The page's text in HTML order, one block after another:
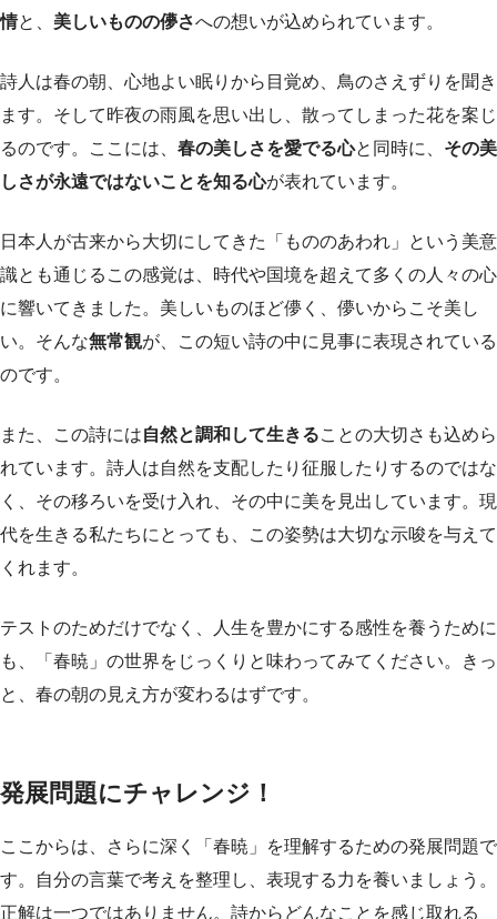
情と、 美しいものの儚さへの想いが込められています。
詩人は春の朝、心地よい眠りから目覚め、鳥のさえずりを聞き
ます。そして昨夜の雨風を思い出し、散ってしまった花を案じ
るのです。ここには、 春の美しさを愛でる心と同時に、 その美
しさが永遠ではないことを知る心が表れています。
日本人が古来から大切にしてきた「もののあわれ」という美意
識とも通じるこの感覚は、時代や国境を超えて多くの人々の心
に響いてきました。美しいものほど儚く、儚いからこそ美し
い。そんな無常観が、この短い詩の中に見事に表現されている
のです。
また、この詩には自然と調和して生きることの大切さも込めら
れています。詩人は自然を支配したり征服したりするのではな
く、その移ろいを受け入れ、その中に美を見出しています。現
代を生きる私たちにとっても、この姿勢は大切な示唆を与えて
くれます。
テストのためだけでなく、人生を豊かにする感性を養うために
も、「春暁」の世界をじっくりと味わってみてください。きっ
と、春の朝の見え方が変わるはずです。
発展問題にチャレンジ！
ここからは、さらに深く「春暁」を理解するための発展問題で
す。自分の言葉で考えを整理し、表現する力を養いましょう。
正解は一つではありません。詩からどんなことを感じ取れる